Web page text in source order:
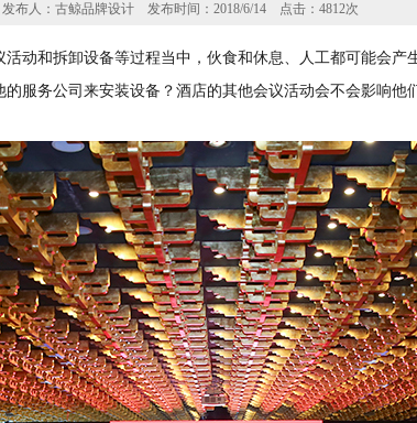
发布人：古鲸品牌设计 发布时间：2018/6/14 点击：4812次
和拆卸设备等过程当中，伙食和休息、人工都可能会产
服务公司来安装设备？酒店的其他会议活动会不会影响他